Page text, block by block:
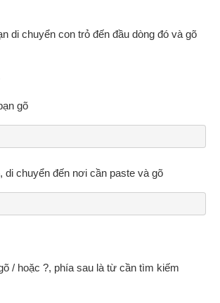
di chuyển con trỏ đến đầu dòng đó và gõ
gõ
di chuyển đến nơi cần paste và gõ
/ hoặc ?, phía sau là từ cần tìm kiếm